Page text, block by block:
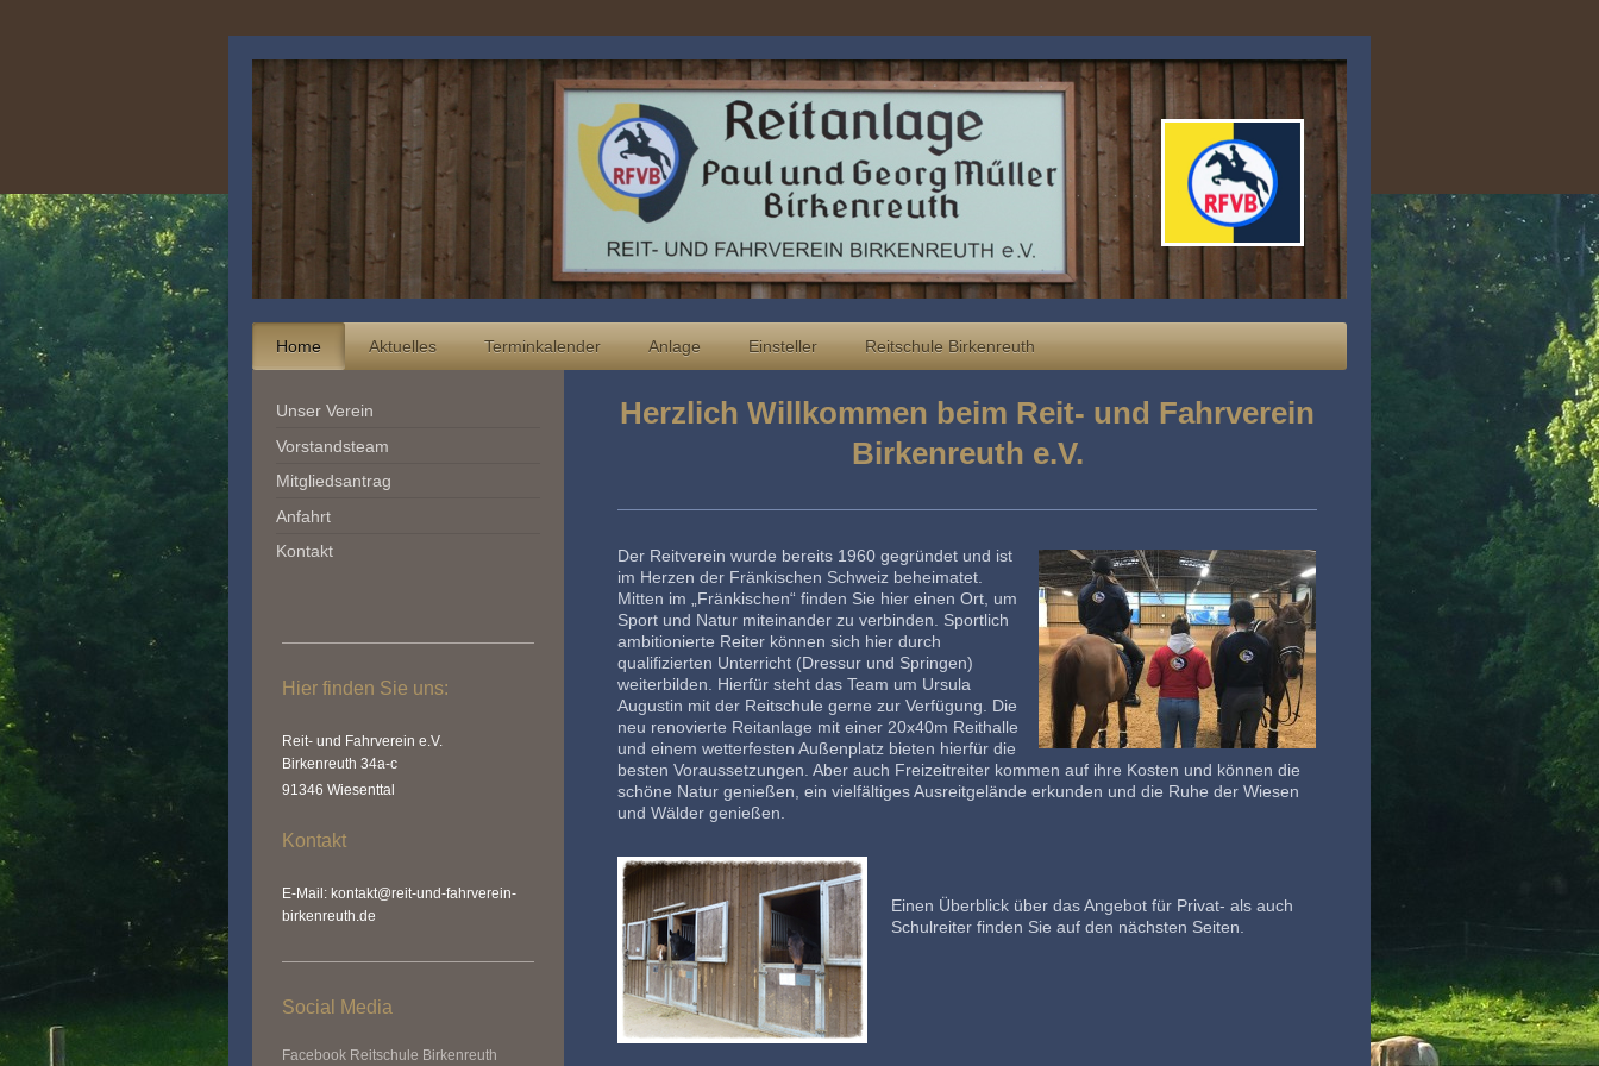
Home Aktuelles Terminkalender Anlage Einsteller Reitschule Birkenreuth
Herzlich Willkommen beim Reit- und Fahrverein
Birkenreuth e.V.
Der Reitverein wurde bereits 1960 gegründet und ist
im Herzen der Fränkischen Schweiz beheimatet.
Mitten im „Fränkischen“ finden Sie hier einen Ort, um
Sport und Natur miteinander zu verbinden. Sportlich
ambitionierte Reiter können sich hier durch
qualifizierten Unterricht (Dressur und Springen)
weiterbilden. Hierfür steht das Team um Ursula
Augustin mit der Reitschule gerne zur Verfügung. Die
neu renovierte Reitanlage mit einer 20x40m Reithalle
und einem wetterfesten Außenplatz bieten hierfür die
besten Voraussetzungen. Aber auch Freizeitreiter kommen auf ihre Kosten und können die
schöne Natur genießen, ein vielfältiges Ausreitgelände erkunden und die Ruhe der Wiesen
und Wälder genießen.
Einen Überblick über das Angebot für Privat- als auch
Schulreiter finden Sie auf den nächsten Seiten.
Unser Verein
Vorstandsteam
Mitgliedsantrag
Anfahrt
Kontakt
Hier finden Sie uns:
Reit- und Fahrverein e.V.
Birkenreuth 34a-c
91346 Wiesenttal
Kontakt
E-Mail: kontakt@reit-und-fahrverein-
birkenreuth.de
Social Media
Facebook Reitschule Birkenreuth